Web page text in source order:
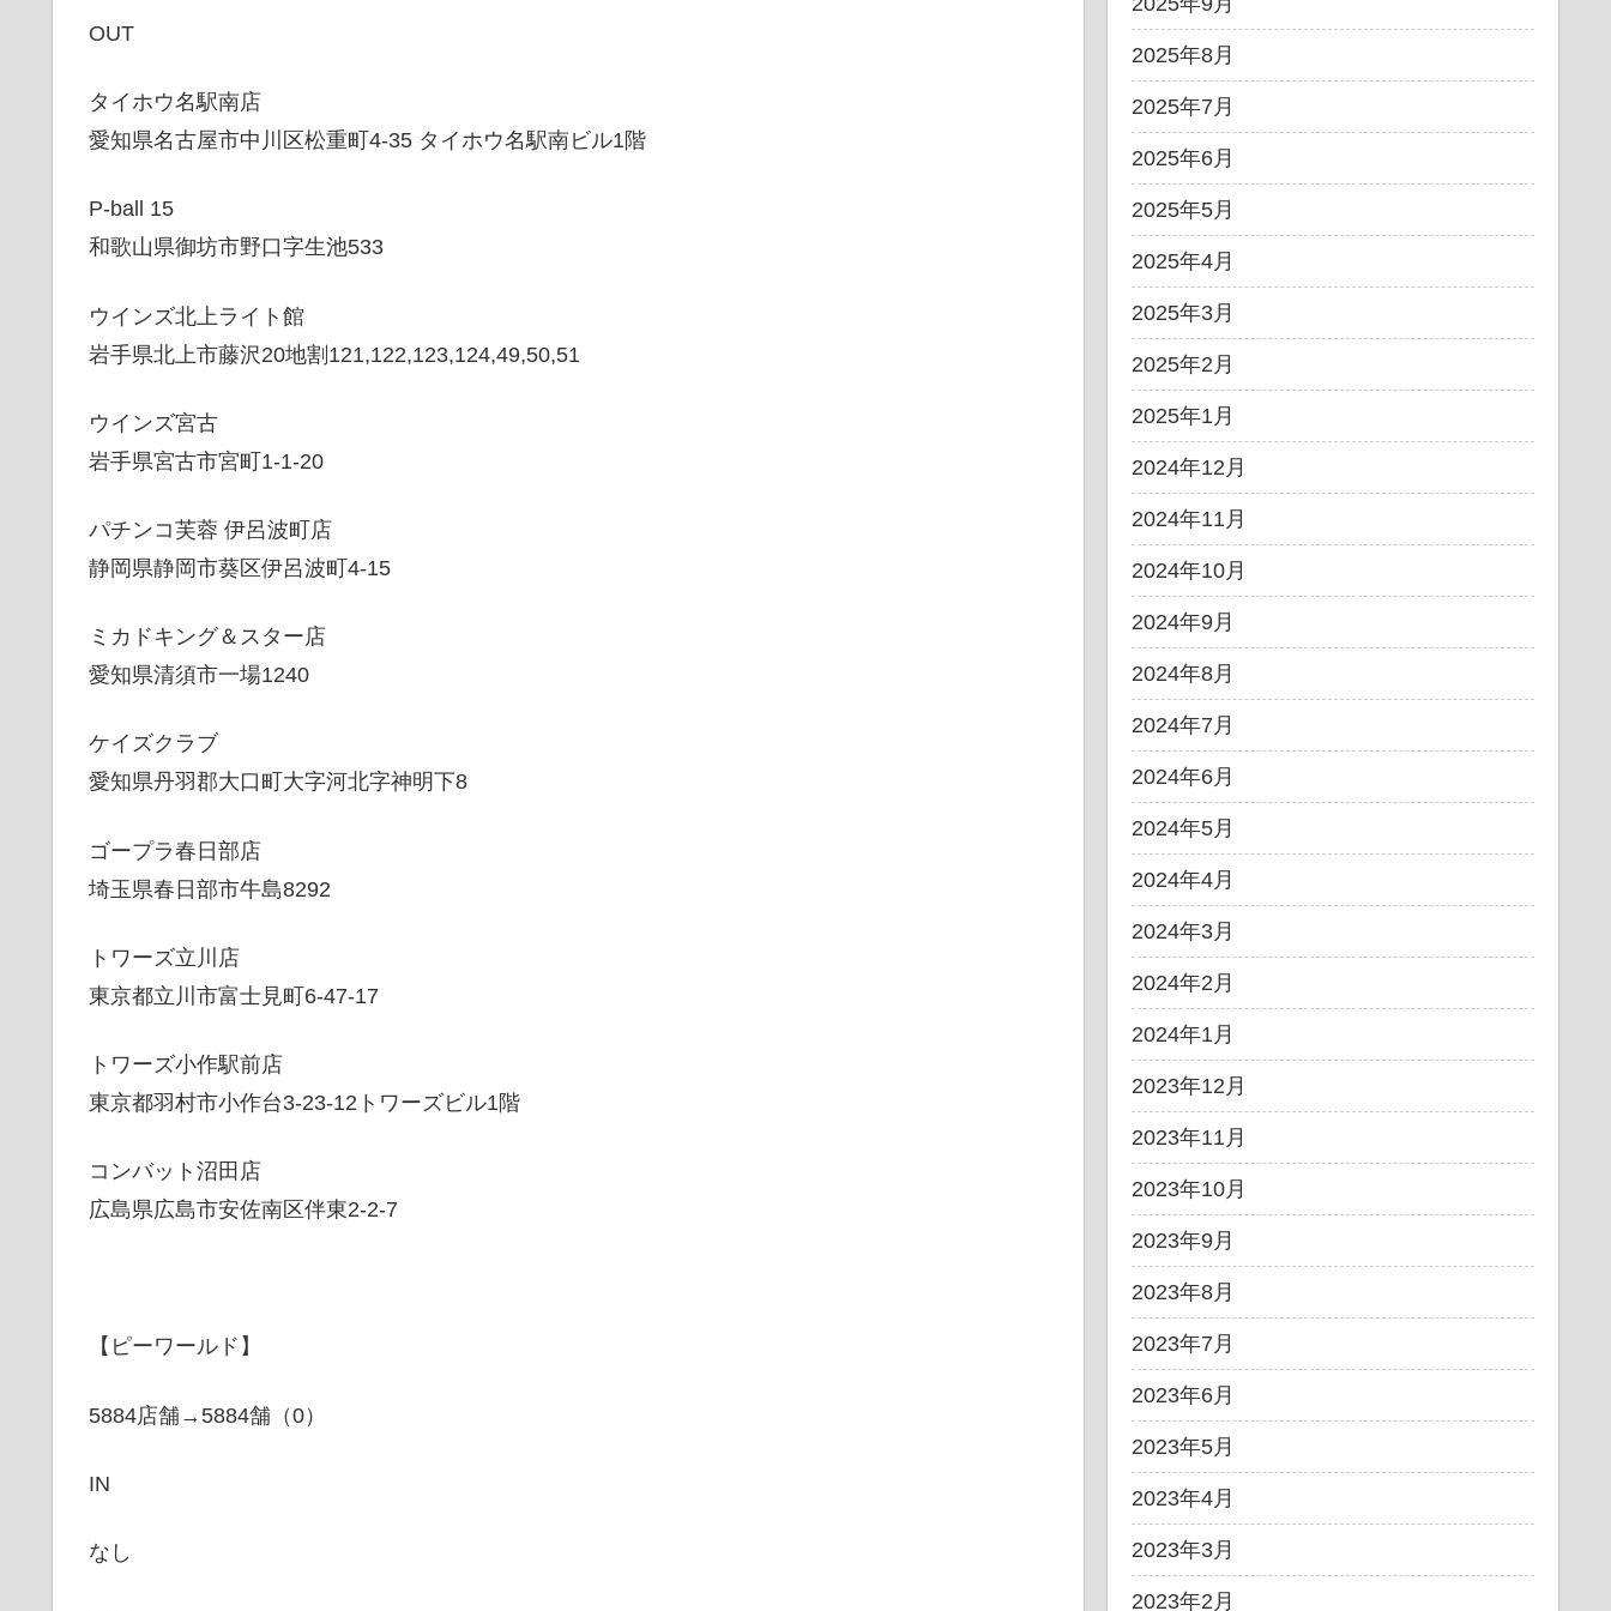
OUT
タイホウ名駅南店
愛知県名古屋市中川区松重町4-35 タイホウ名駅南ビル1階
P-ball 15
和歌山県御坊市野口字生池533
ウインズ北上ライト館
岩手県北上市藤沢20地割121,122,123,124,49,50,51
ウインズ宮古
岩手県宮古市宮町1-1-20
パチンコ芙蓉 伊呂波町店
静岡県静岡市葵区伊呂波町4-15
ミカドキング＆スター店
愛知県清須市一場1240
ケイズクラブ
愛知県丹羽郡大口町大字河北字神明下8
ゴープラ春日部店
埼玉県春日部市牛島8292
トワーズ立川店
東京都立川市富士見町6-47-17
トワーズ小作駅前店
東京都羽村市小作台3-23-12トワーズビル1階
コンバット沼田店
広島県広島市安佐南区伴東2-2-7
【ピーワールド】
5884店舗→5884舗（0）
IN
なし
2025年8月
2025年7月
2025年6月
2025年5月
2025年4月
2025年3月
2025年2月
2025年1月
2024年12月
2024年11月
2024年10月
2024年9月
2024年8月
2024年7月
2024年6月
2024年5月
2024年4月
2024年3月
2024年2月
2024年1月
2023年12月
2023年11月
2023年10月
2023年9月
2023年8月
2023年7月
2023年6月
2023年5月
2023年4月
2023年3月
2023年2月